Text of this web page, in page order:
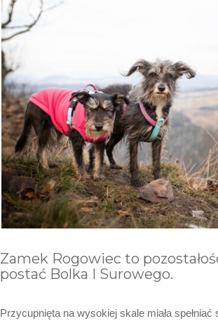
Zamek Rogowiec to
postać Bolka I Surowego.
Przycupnięta na wysokiej skale miała